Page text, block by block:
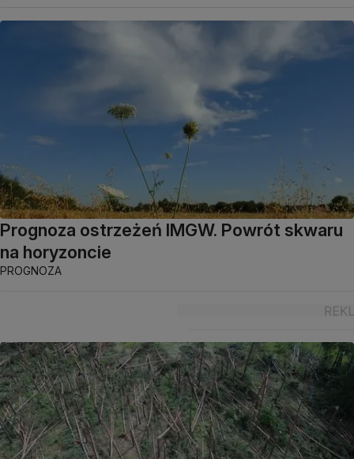
Prognoza ostrzeżeń IMGW. Powrót skwaru
na horyzoncie
PROGNOZA